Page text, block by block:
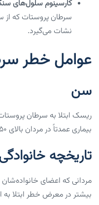
کارسینوم سلول‌های
سرطان پروستات که
نشات می‌گیرد.
عوامل خطر
سن
ریسک ابتلا به سرطان
بیماری عمدتاً در مردان بالای ۵۰ سال تشخیص داده می‌شود.
تاریخچه
مردانی که اعضای
بیشتر در معرض خطر ابتلا به